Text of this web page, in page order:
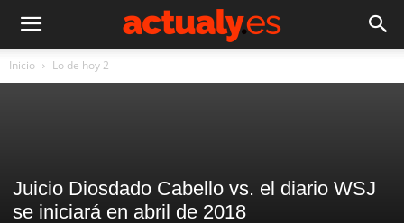
Inicio Lo de hoy 2
Juicio Diosdado Cabello vs. el diario WSJ
se iniciará en abril de 2018